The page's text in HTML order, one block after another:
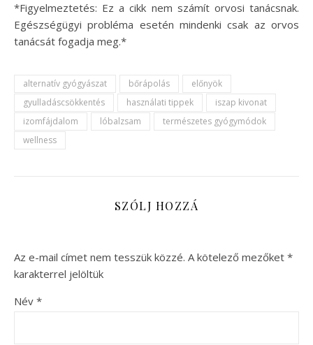
*Figyelmeztetés: Ez a cikk nem számít orvosi tanácsnak.
Egészségügyi probléma esetén mindenki csak az orvos
tanácsát fogadja meg.*
alternatív gyógyászat bőrápolás
előnyök
gyulladáscsökkentés
használati tippek
iszap kivonat
izomfájdalom
lóbalzsam
természetes gyógymódok
wellness
SZÓLJ HOZZÁ
Az e-mail címet nem tesszük közzé. A kötelező mezőket *
karakterrel jelöltük
Név *